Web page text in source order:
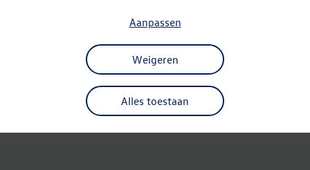
Alles toestaan
Weigeren
Aanpassen
Something went wrong. Please try
refreshing the app
Refresh